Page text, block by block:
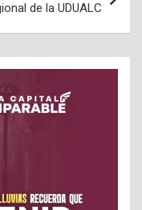
de la UDUALC